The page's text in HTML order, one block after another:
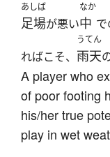
あしば
足場が悪い
なか
中
ればこそ、
うてん
雨天
A player who
of poor footing
his/her true
play in wet